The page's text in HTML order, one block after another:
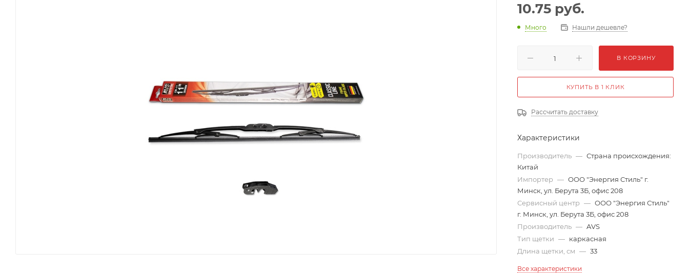
10.75 руб.
Много Нашли дешевле?
В КОРЗИНУ
КУПИТЬ В 1 КЛИК
Рассчитать доставку
Характеристики
Производитель — Страна происхождения:
Китай
Импортер — ООО "Энергия Стиль" г.
Минск, ул. Берута 3Б, офис 208
Сервисный центр — ООО "Энергия Стиль"
г. Минск, ул. Берута 3Б, офис 208
Производитель — AVS
Тип щетки — каркасная
Длина щетки, см — 33
Все характеристики